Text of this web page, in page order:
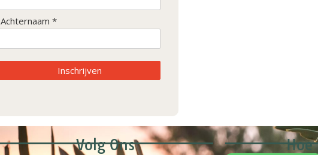
Achternaam *
Inschrijven
Volg Ons Hoe